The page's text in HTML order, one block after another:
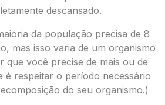
descansado.
da população precisa de 8
mas isso varia de um organismo
que você precise de mais ou de
é respeitar o período necessário
do seu organismo.)